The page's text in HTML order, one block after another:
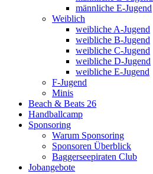
männliche E-Jugend
Weiblich
weibliche A-Jugend
weibliche B-Jugend
weibliche C-Jugend
weibliche D-Jugend
weibliche E-Jugend
F-Jugend
Minis
Beach & Beats 26
Handballcamp
Sponsoring
Warum Sponsoring
Sponsoren Überblick
Baggerseepiraten Club
Jobangebote